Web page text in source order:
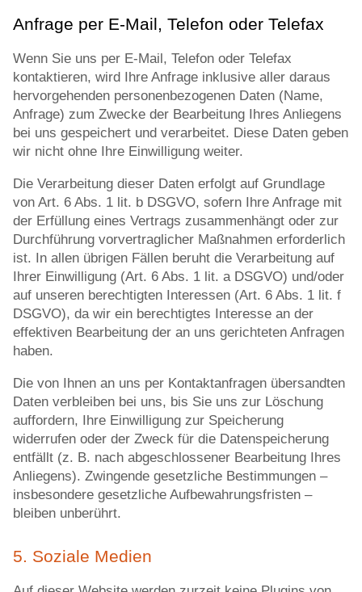
Anfrage per E-Mail, Telefon oder Telefax
Wenn Sie uns per E-Mail, Telefon oder Telefax
kontaktieren, wird Ihre Anfrage inklusive aller daraus
hervorgehenden personenbezogenen Daten (Name,
Anfrage) zum Zwecke der Bearbeitung Ihres Anliegens
bei uns gespeichert und verarbeitet. Diese Daten geben
wir nicht ohne Ihre Einwilligung weiter.
Die Verarbeitung dieser Daten erfolgt auf Grundlage
von Art. 6 Abs. 1 lit. b DSGVO, sofern Ihre Anfrage mit
der Erfüllung eines Vertrags zusammenhängt oder zur
Durchführung vorvertraglicher Maßnahmen erforderlich
ist. In allen übrigen Fällen beruht die Verarbeitung auf
Ihrer Einwilligung (Art. 6 Abs. 1 lit. a DSGVO) und/oder
auf unseren berechtigten Interessen (Art. 6 Abs. 1 lit. f
DSGVO), da wir ein berechtigtes Interesse an der
effektiven Bearbeitung der an uns gerichteten Anfragen
haben.
Die von Ihnen an uns per Kontaktanfragen übersandten
Daten verbleiben bei uns, bis Sie uns zur Löschung
auffordern, Ihre Einwilligung zur Speicherung
widerrufen oder der Zweck für die Datenspeicherung
entfällt (z. B. nach abgeschlossener Bearbeitung Ihres
Anliegens). Zwingende gesetzliche Bestimmungen –
insbesondere gesetzliche Aufbewahrungsfristen –
bleiben unberührt.
5. Soziale Medien